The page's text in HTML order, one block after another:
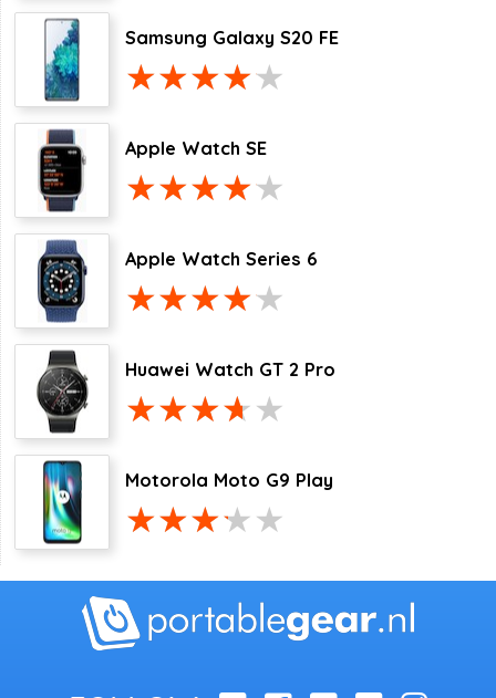
Samsung Galaxy S20 FE
Apple Watch SE
Apple Watch Series 6
Huawei Watch GT 2 Pro
Motorola Moto G9 Play